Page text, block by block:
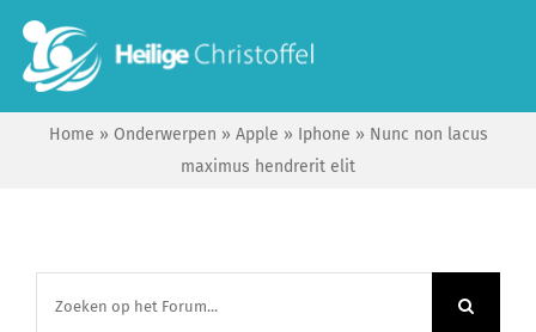
Skip
content
Ik zoek …
Home » Onderwerpen » Apple » Iphone » Nunc non lacus
maximus hendrerit elit